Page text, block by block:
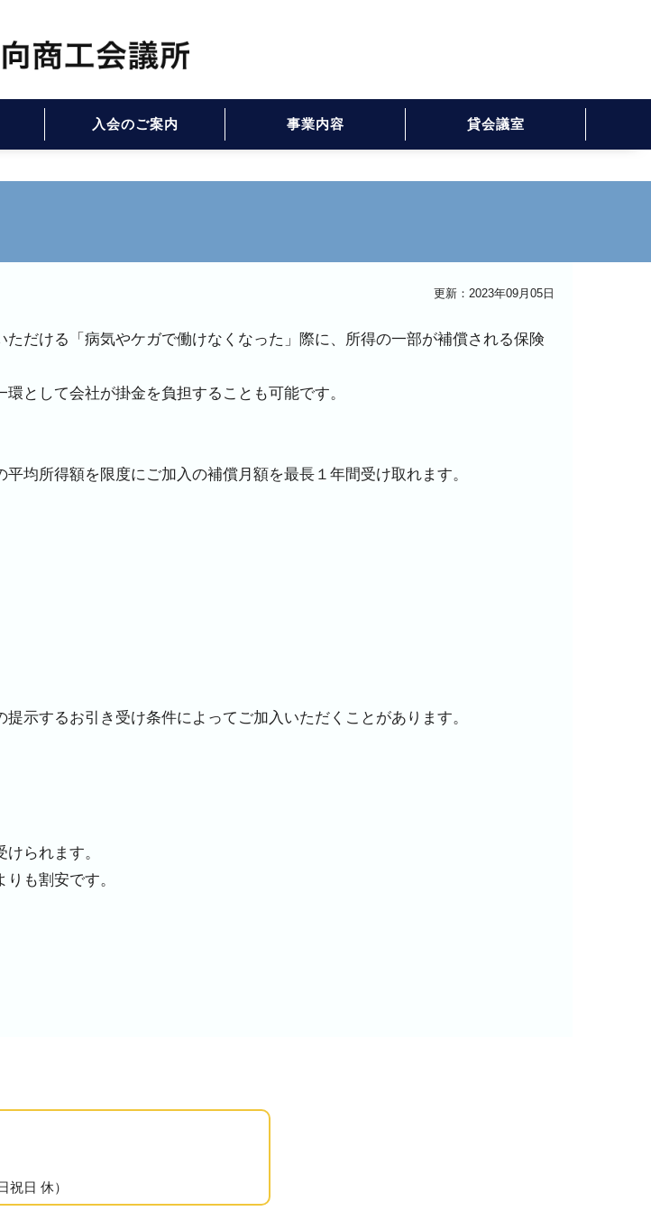
入会のご案内 事業内容 貸会議室
更新：2023年09月05日
だける「病気やケガで働けなくなった」際に、所得の一部が補償される保険
として会社が掛金を負担することも可能です。
均所得額を限度にご加入の補償月額を最長１年間受け取れます。
するお引き受け条件によってご加入いただくことがあります。
られます。
も割安です。
祝日 休）